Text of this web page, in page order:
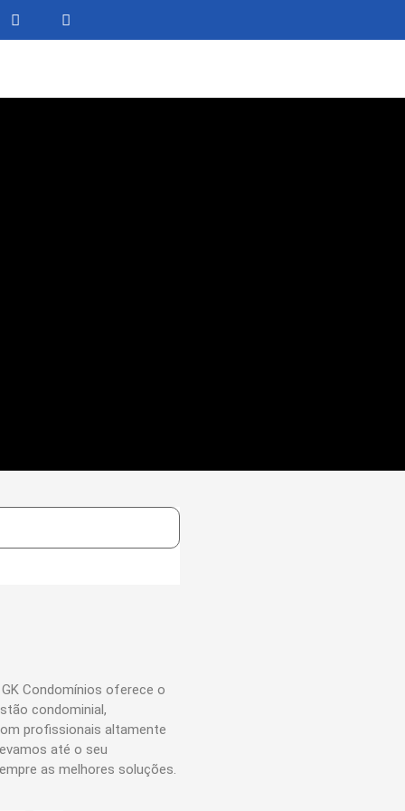
Condomínios oferece o
condominial,
profissionais altamente
até o seu
as melhores soluções.